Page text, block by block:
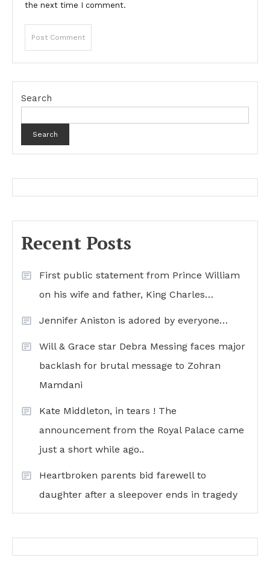
the next time I comment.
Search
Search
Recent Posts
First public statement from Prince William
on his wife and father, King Charles…
Jennifer Aniston is adored by everyone…
Will & Grace star Debra Messing faces major
backlash for brutal message to Zohran
Mamdani
Kate Middleton, in tears ! The
announcement from the Royal Palace came
just a short while ago..
Heartbroken parents bid farewell to
daughter after a sleepover ends in tragedy